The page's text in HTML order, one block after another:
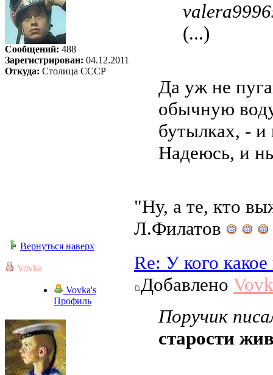
Сообщений: 488
Зарегистрирован: 04.12.2011
Откуда: Столица СССР
(...)
Да уж не
обычную
бутылках, - и
Надеюсь, и
"Ну, а те, кто
Л.Филатов
Вернуться наверх
Vovka
Vovka's
Профиль
Re: У кого
Добавлено
Поручик
старости